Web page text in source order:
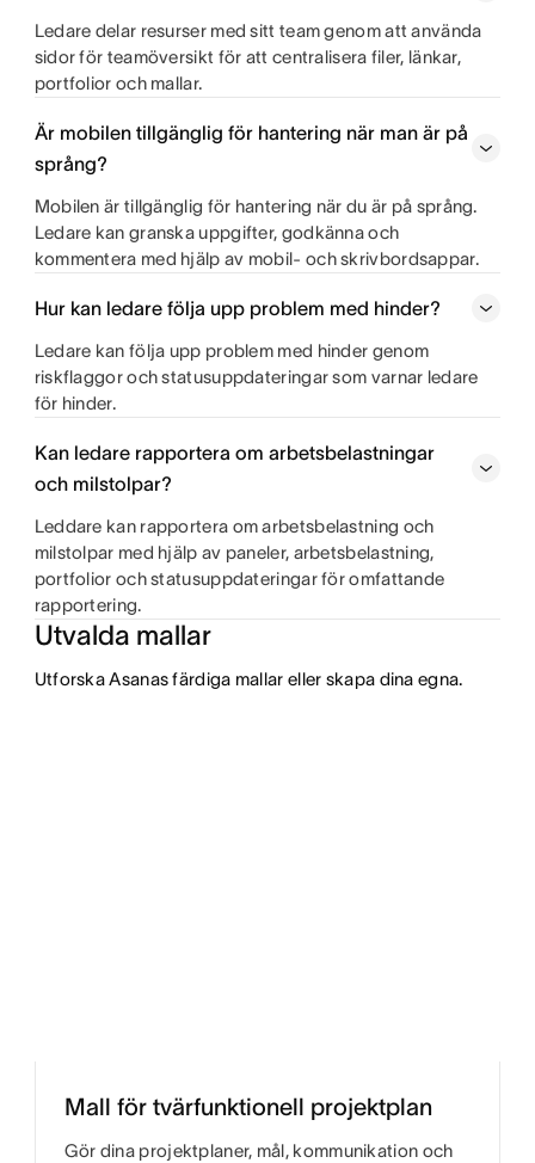
Ledare delar resurser med sitt team genom att använda
sidor för teamöversikt för att centralisera filer, länkar,
portfolior och mallar.
Är mobilen tillgänglig för hantering när man är på
språng?
Mobilen är tillgänglig för hantering när du är på språng.
Ledare kan granska uppgifter, godkänna och
kommentera med hjälp av mobil- och skrivbordsappar.
Hur kan ledare följa upp problem med hinder?
Ledare kan följa upp problem med hinder genom
riskflaggor och statusuppdateringar som varnar ledare
för hinder.
Kan ledare rapportera om arbetsbelastningar
och milstolpar?
Leddare kan rapportera om arbetsbelastning och
milstolpar med hjälp av paneler, arbetsbelastning,
portfolior och statusuppdateringar för omfattande
rapportering.
Utvalda mallar
Utforska Asanas färdiga mallar eller skapa dina egna.
Mall för tvärfunktionell projektplan
Gör dina projektplaner, mål, kommunikation och